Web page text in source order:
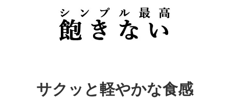
サクッと軽やかな食感